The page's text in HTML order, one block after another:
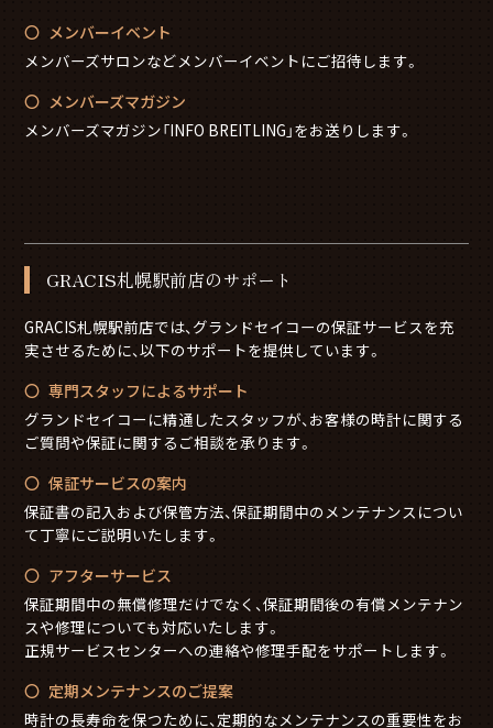
メンバーイベント
メンバーズサロンなどメンバーイベントにご招待します。
メンバーズマガジン
メンバーズマガジン「INFO BREITLING」をお送りします。
GRACIS札幌駅前店のサポート
GRACIS札幌駅前店では、グランドセイコーの保証サービスを充
実させるために、以下のサポートを提供しています。
専門スタッフによるサポート
グランドセイコーに精通したスタッフが、お客様の時計に関する
ご質問や保証に関するご相談を承ります。
保証サービスの案内
保証書の記入および保管方法、保証期間中のメンテナンスについ
て丁寧にご説明いたします。
アフターサービス
保証期間中の無償修理だけでなく、保証期間後の有償メンテナン
スや修理についても対応いたします。
正規サービスセンターへの連絡や修理手配をサポートします。
定期メンテナンスのご提案
時計の長寿命を保つために、定期的なメンテナンスの重要性をお